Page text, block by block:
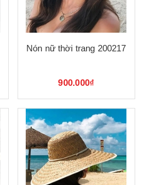
Nón nữ thời trang 200217
900.000₫